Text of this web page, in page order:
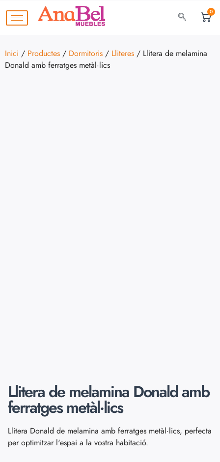
0
Inici / Productes / Dormitoris / Lliteres / Llitera de melamina
Donald amb ferratges metàl·lics
Llitera de melamina Donald amb
ferratges metàl·lics
Llitera Donald de melamina amb ferratges metàl·lics, perfecta
per optimitzar l'espai a la vostra habitació.